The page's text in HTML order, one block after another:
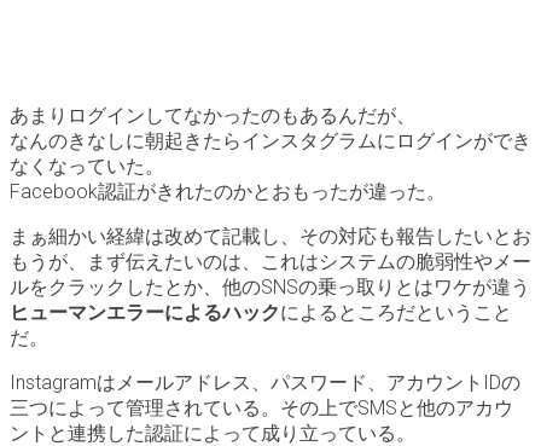
あまりログインしてなかったのもあるんだが、
なんのきなしに朝起きたらインスタグラムにログインができ
なくなっていた。
Facebook認証がきれたのかとおもったが違った。
まぁ細かい経緯は改めて記載し、その対応も報告したいとお
もうが、まず伝えたいのは、これはシステムの脆弱性やメー
ルをクラックしたとか、他のSNSの乗っ取りとはワケが違う
ヒューマンエラーによるハックによるところだということ
だ。
Instagramはメールアドレス、パスワード、アカウントIDの
三つによって管理されている。その上でSMSと他のアカウ
ントと連携した認証によって成り立っている。